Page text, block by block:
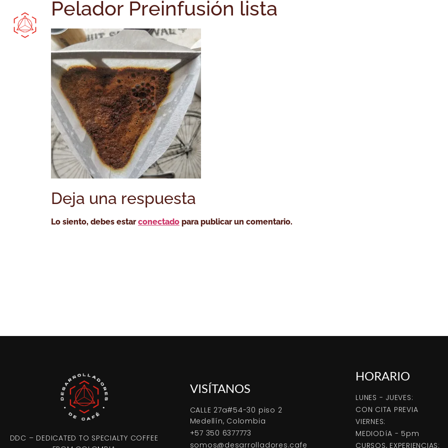
Pelador Preinfusión lista
Deja una respuesta
Lo siento, debes estarconectado para publicar un comentario.
DDC – DEDICATED TO SPECIALTY COFFEE
VISÍTANOS
CALLE 27a#54-30 piso 2
Medellín, Colombia
+57 350 6377773
somos@desarrolladores.cafe
HORARIO
LUNES - JUEVES:
CON CITA PREVIA
VIERNES:
MEDIODíA - 5pm
CURSOS, EXPERIENCIAS: